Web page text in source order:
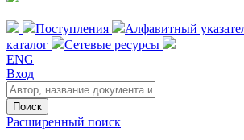
Поступления Алфавитный
каталог
Сетевые ресурсы
ENG
Вход
Поиск
Расширенный поиск